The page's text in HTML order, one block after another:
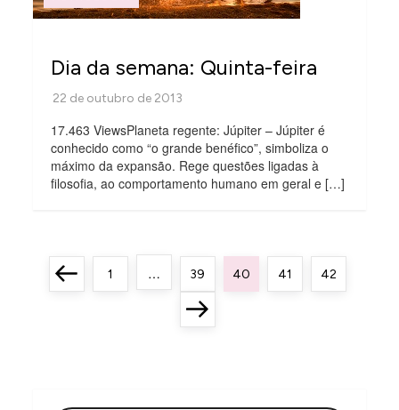
Dia da semana: Quinta-feira
17.463 ViewsPlaneta regente: Júpiter – Júpiter é
conhecido como “o grande benéfico”, simboliza o
máximo da expansão. Rege questões ligadas à
filosofia, ao comportamento humano em geral e […]
P PreviousPage
1 … Page
39 Page
40 Page
41 Page
42
Next